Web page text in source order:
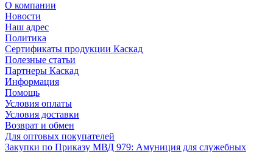
О компании
Новости
Наш адрес
Политика
Сертификаты продукции Каскад
Полезные статьи
Партнеры Каскад
Информация
Помощь
Условия оплаты
Условия доставки
Возврат и обмен
Для оптовых покупателей
Закупки по Приказу МВД 979: Амуниция для служебных